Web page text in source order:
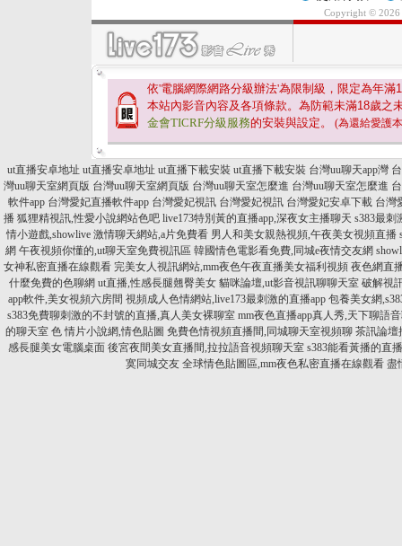
Copyright ©
依'電腦網際網路分級辦法'為限制級，限定為年滿
本站內影音內容及各項條款。為防範未滿18歲之
金會TICRF分級服務的安裝與設定。 (為還給愛護
ut直播安卓地址 ut直播安卓地址 ut直播下載安裝 ut直播下載安裝 台灣uu聊天app灣
灣uu聊天室網頁版 台灣uu聊天室網頁版 台灣uu聊天室怎麼進 台灣uu聊天室怎麼進
軟件app 台灣愛妃直播軟件app 台灣愛妃視訊 台灣愛妃視訊 台灣愛妃安卓下載 台灣
播 狐狸精視訊,性愛小說網站色吧 live173特別黃的直播app,深夜女主播聊天 s383最刺
情小遊戲,showlive 激情聊天網站,a片免費看 男人和美女親熱視頻,午夜美女視頻直播
網 午夜視頻你懂的,ut聊天室免費視訊區 韓國情色電影看免費,同城e夜情交友網
女神私密直播在線觀看 完美女人視訊網站,mm夜色午夜直播美女福利視頻 夜色網直
什麼免費的色聊網 ut直播,性感長腿翹臀美女 貓咪論壇,ut影音視訊聊聊天室 破解視
app軟件,美女視頻六房間 視頻成人色情網站,live173最刺激的直播app 包養美女網
s383免費聊刺激的不封號的直播,真人美女裸聊室 mm夜色直播app真人秀,天下聊語
的聊天室 色 情片小說網,情色貼圖 免費色情視頻直播間,同城聊天室視頻聊 茶訊論壇
感長腿美女電腦桌面 後宮夜間美女直播間,拉拉語音視頻聊天室 s383能看黃播的直
寞同城交友 全球情色貼圖區,mm夜色私密直播在線觀看 盡